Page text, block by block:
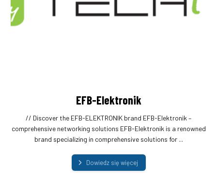
EFB-Elektronik
// Discover the EFB-ELEKTRONIK brand EFB-Elektronik –
comprehensive networking solutions EFB-Elektronik is a renowned
brand specializing in comprehensive solutions for ...
Dowiedz się więcej